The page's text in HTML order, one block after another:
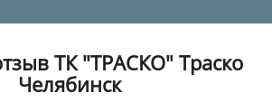
ТК "ТРАСКО" Траско
Челябинск